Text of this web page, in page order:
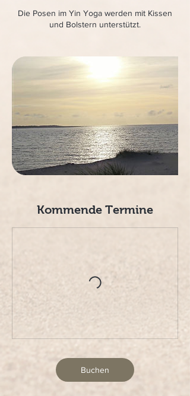
Die Posen im Yin Yoga werden mit Kissen
und Bolstern unterstützt.
Kommende Termine
Buchen